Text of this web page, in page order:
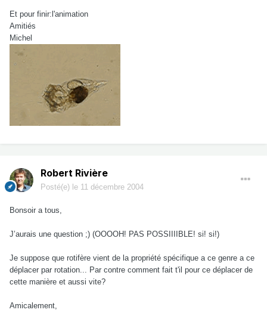
Et pour finir:l'animation
Amitiés
Michel
Robert Rivière
Posté(e) le 11 décembre 2004
Bonsoir a tous,
J’aurais une question ;) (OOOOH! PAS POSSIIIIBLE! si! si!)
Je suppose que rotifère vient de la propriété spécifique a ce genre a ce
déplacer par rotation... Par contre comment fait t'il pour ce déplacer de
cette manière et aussi vite?
Amicalement,